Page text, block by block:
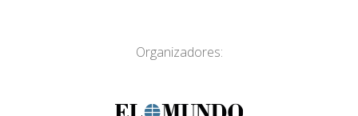
Organizadores: